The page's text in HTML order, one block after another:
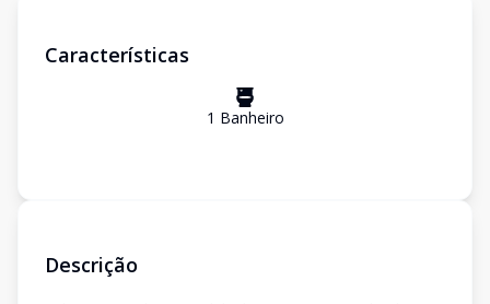
Características
1 Banheiro
Descrição